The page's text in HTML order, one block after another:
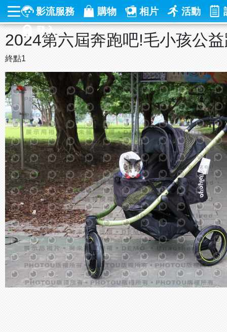
影流服務 購物 相片 活動
登入
2024第六屆奔跑吧!毛小孩公
終點1